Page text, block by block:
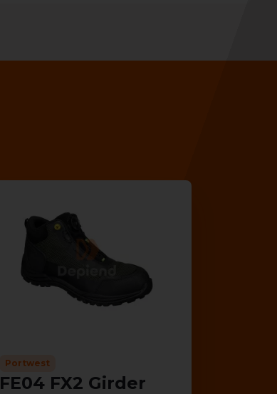
Portwest
FE04 FX2 Girder